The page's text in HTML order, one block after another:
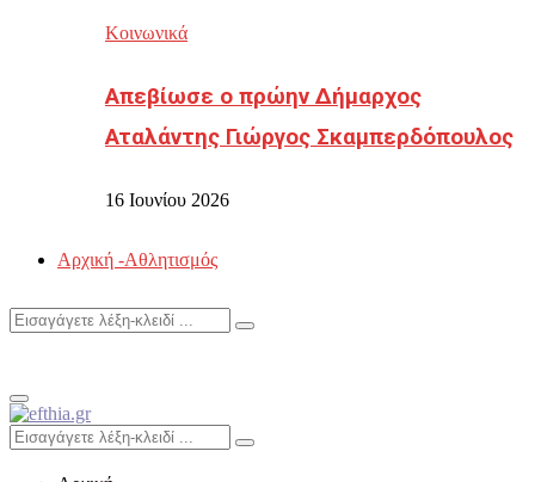
Κοινωνικά
Απεβίωσε ο πρώην Δήμαρχος
Αταλάντης Γιώργος Σκαμπερδόπουλος
16 Ιουνίου 2026
Αρχική -Αθλητισμός
Search
Search
Primary
Menu
Search
for:
Search